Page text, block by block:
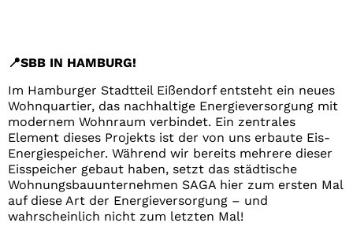
📍SBB IN HAMBURG!
Im Hamburger Stadtteil Eißendorf entsteht ein neues
Wohnquartier, das nachhaltige Energieversorgung mit
modernem Wohnraum verbindet. Ein zentrales
Element dieses Projekts ist der von uns erbaute Eis-
Energiespeicher. Während wir bereits mehrere dieser
Eisspeicher gebaut haben, setzt das städtische
Wohnungsbauunternehmen SAGA hier zum ersten Mal
auf diese Art der Energieversorgung – und
wahrscheinlich nicht zum letzten Mal!